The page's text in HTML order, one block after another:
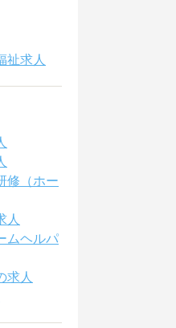
祉求人
修（ホー
人
ムヘルパ
求人